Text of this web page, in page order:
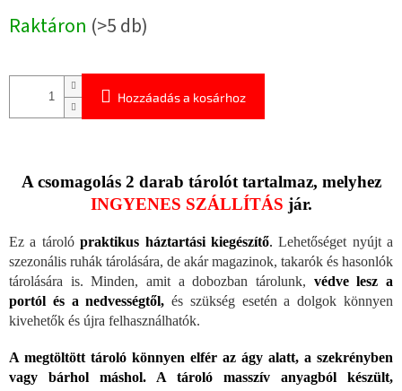
Raktáron (>5 db)
Hozzáadás a kosárhoz
A csomagolás 2 darab tárolót tartalmaz, melyhez
INGYENES SZÁLLÍTÁS jár.
Ez a tárolópraktikus háztartási kiegészítő. Lehetőséget nyújt a
szezonális ruhák tárolására, de akár magazinok, takarók és hasonlók
tárolására is. Minden, amit a dobozban tárolunk, védve lesz a
portól és a nedvességtől, és szükség esetén a dolgok könnyen
kivehetők és újra felhasználhatók.
A megtöltött tároló könnyen elfér az ágy alatt, a szekrényben
vagy bárhol máshol. A tároló masszív anyagból készült,